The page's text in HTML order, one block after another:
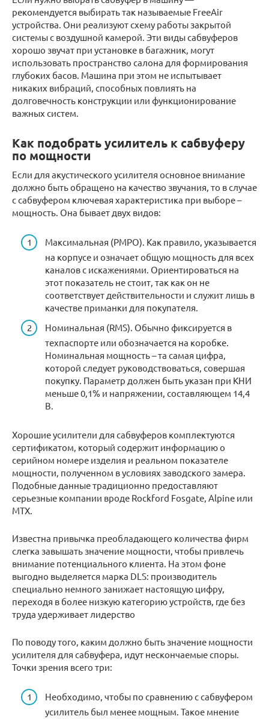
рекомендуется выбирать так называемые FreeAir
устройства. Они реализуют схему работы закрытой
системы с воздушной камерой. Эти виды сабвуферов
хорошо звучат при установке в багажник, могут
использовать пространство салона для формирования
глубоких басов. Машина при этом не испытывает
никаких вибраций, способных повлиять на
долговечность конструкции или функционирование
важных систем.
Как подобрать усилитель к сабвуферу
по мощности
Если для акустического усилителя основное внимание
должно быть обращено на качество звучания, то в случае
с сабвуфером ключевая характеристика при выборе –
мощность. Она бывает двух видов:
Максимальная (PMPO). Как правило, указывается
на корпусе и означает общую мощность для всех
каналов с искажениями. Ориентироваться на
этот показатель не стоит, так как он не
соответствует действительности и служит лишь в
качестве приманки для покупателя.
Номинальная (RMS). Обычно фиксируется в
техпаспорте или обозначается на коробке.
Номинальная мощность – та самая цифра,
которой следует руководствоваться, совершая
покупку. Параметр должен быть указан при КНИ
меньше 0,1% и напряжении, составляющем 14,4
В.
Хорошие усилители для сабвуферов комплектуются
сертификатом, который содержит информацию о
серийном номере изделия и реальном показателе
мощности, полученном в условиях заводского замера.
Подобные данные традиционно предоставляют
серьезные компании вроде Rockford Fosgate, Alpine или
MTX.
Известна привычка преобладающего количества фирм
слегка завышать значение мощности, чтобы привлечь
внимание потенциального клиента. На этом фоне
выгодно выделяется марка DLS: производитель
специально немного занижает настоящую цифру,
переходя в более низкую категорию устройств, где без
труда удерживает лидерство
По поводу того, каким должно быть значение мощности
усилителя для сабвуфера, идут нескончаемые споры.
Точки зрения всего три:
Необходимо, чтобы по сравнению с сабвуфером
усилитель был менее мощным. Такое мнение